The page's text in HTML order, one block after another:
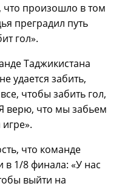
что произошло в том
преградил путь
гол».
Таджикистана
удается забить,
чтобы забить гол,
верю, что мы забьем
что команде
в 1/8 финала: «У нас
выйти на